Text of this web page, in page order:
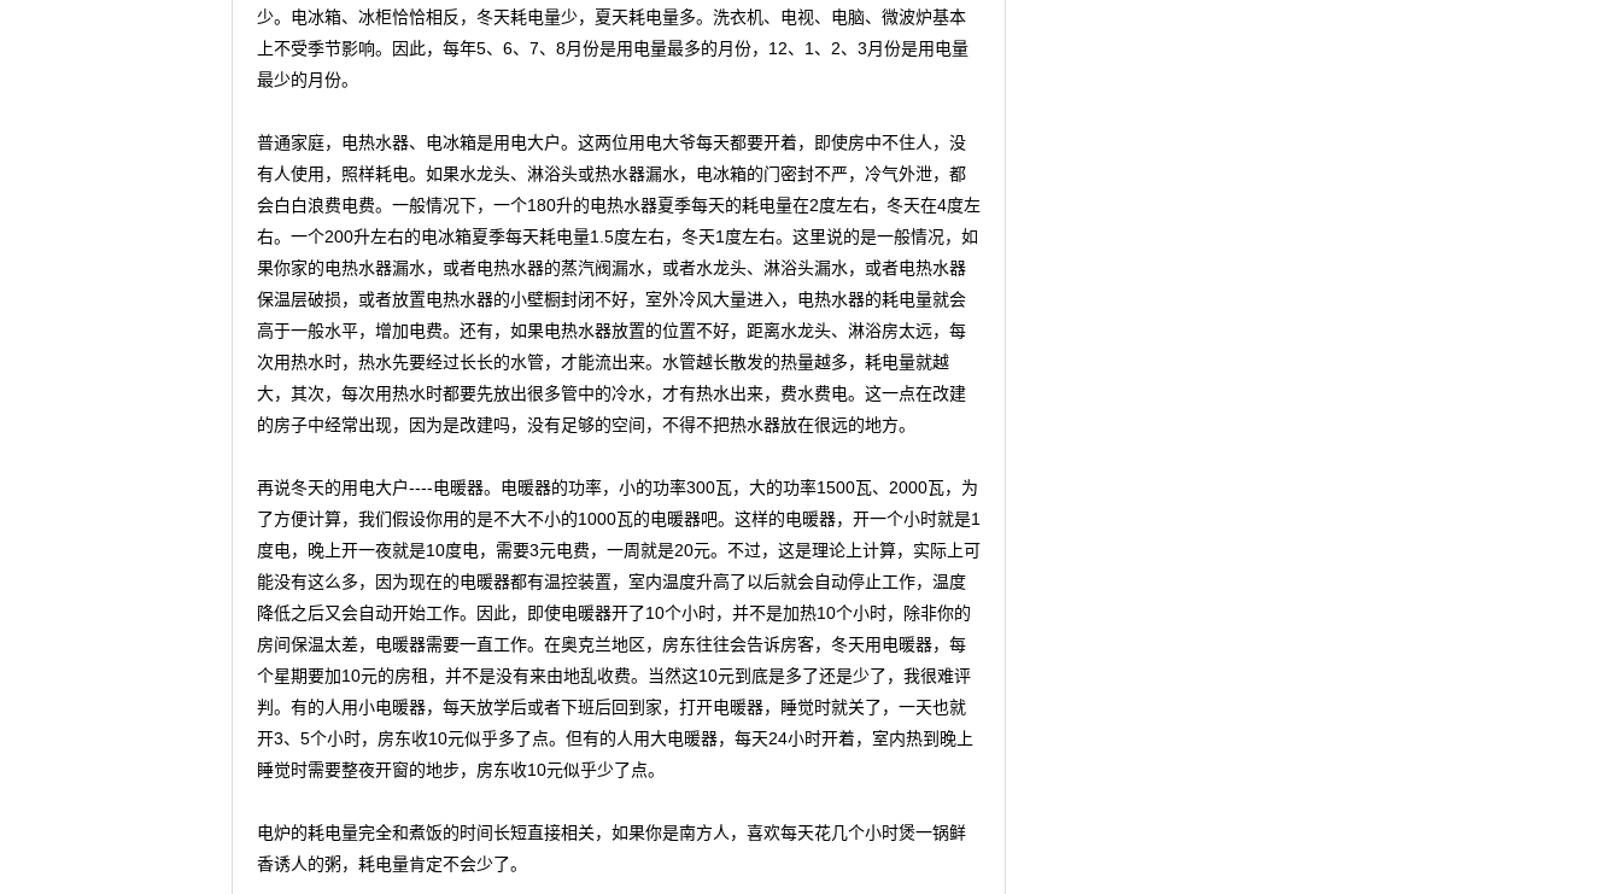
少。电冰箱、冰柜恰恰相反，冬天耗电量少，夏天耗电量多。洗衣机、电视、电脑、微波炉基本
上不受季节影响。因此，每年5、6、7、8月份是用电量最多的月份，12、1、2、3月份是用电量
最少的月份。
普通家庭，电热水器、电冰箱是用电大户。这两位用电大爷每天都要开着，即使房中不住人，没
有人使用，照样耗电。如果水龙头、淋浴头或热水器漏水，电冰箱的门密封不严，冷气外泄，都
会白白浪费电费。一般情况下，一个180升的电热水器夏季每天的耗电量在2度左右，冬天在4度左
右。一个200升左右的电冰箱夏季每天耗电量1.5度左右，冬天1度左右。这里说的是一般情况，如
果你家的电热水器漏水，或者电热水器的蒸汽阀漏水，或者水龙头、淋浴头漏水，或者电热水器
保温层破损，或者放置电热水器的小壁橱封闭不好，室外冷风大量进入，电热水器的耗电量就会
高于一般水平，增加电费。还有，如果电热水器放置的位置不好，距离水龙头、淋浴房太远，每
次用热水时，热水先要经过长长的水管，才能流出来。水管越长散发的热量越多，耗电量就越
大，其次，每次用热水时都要先放出很多管中的冷水，才有热水出来，费水费电。这一点在改建
的房子中经常出现，因为是改建吗，没有足够的空间，不得不把热水器放在很远的地方。
再说冬天的用电大户----电暖器。电暖器的功率，小的功率300瓦，大的功率1500瓦、2000瓦，为
了方便计算，我们假设你用的是不大不小的1000瓦的电暖器吧。这样的电暖器，开一个小时就是1
度电，晚上开一夜就是10度电，需要3元电费，一周就是20元。不过，这是理论上计算，实际上可
能没有这么多，因为现在的电暖器都有温控装置，室内温度升高了以后就会自动停止工作，温度
降低之后又会自动开始工作。因此，即使电暖器开了10个小时，并不是加热10个小时，除非你的
房间保温太差，电暖器需要一直工作。在奥克兰地区，房东往往会告诉房客，冬天用电暖器，每
个星期要加10元的房租，并不是没有来由地乱收费。当然这10元到底是多了还是少了，我很难评
判。有的人用小电暖器，每天放学后或者下班后回到家，打开电暖器，睡觉时就关了，一天也就
开3、5个小时，房东收10元似乎多了点。但有的人用大电暖器，每天24小时开着，室内热到晚上
睡觉时需要整夜开窗的地步，房东收10元似乎少了点。
电炉的耗电量完全和煮饭的时间长短直接相关，如果你是南方人，喜欢每天花几个小时煲一锅鲜
香诱人的粥，耗电量肯定不会少了。